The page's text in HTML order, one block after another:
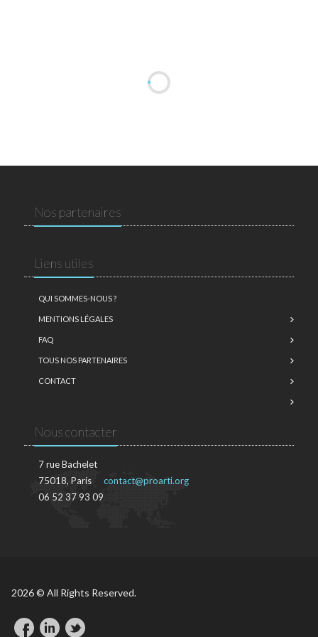
Nos partenaires
Liens utiles
QUI SOMMES-NOUS ?
MENTIONS LÉGALES
FAQ
TOUS NOS PARTENAIRES
CONTACT
Nous contacter
7 rue Bachelet
75018, Paris
06 52 37 93 09
contact@proarti.org
2026 © All Rights Reserved.